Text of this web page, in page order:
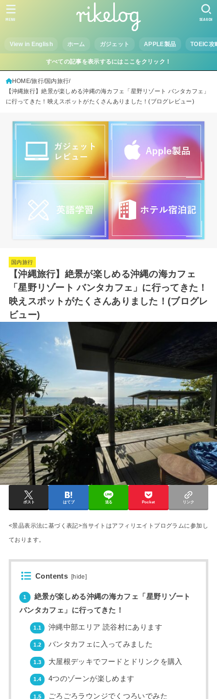
View in English ホーム ガジェット APPLE製品 TOEIC攻
SEARCH
MENU
すべての記事を表示するにはここをクリック！
HOME 旅行 国内旅行
【沖縄旅行】絶景が楽しめる沖縄の海カフェ「星野リゾート バンタカフェ」
に行ってきた！映えスポットがたくさんありました！(ブログレビュー)
国内旅行
【沖縄旅行】絶景が楽しめる沖縄の海カフェ
「星野リゾート バンタカフェ」に行ってきた！
映えスポットがたくさんありました！(ブログレ
ビュー)
ポスト はてブ 送る Pocket リンク
<景品表示法に基づく表記>当サイトはアフィリエイトプログラムに参加し
ております。
Contents [hide]
1
絶景が楽しめる沖縄の海カフェ「星野リゾート
バンタカフェ」に行ってきた！
1.1 沖縄中部エリア 読⾕村にあります
1.2 バンタカフェに入ってみました
1.3 大屋根デッキでフードとドリンクを購入
1.4 4つのゾーンが楽しめます
1.5 ごろごろラウンジでくつろいでみた